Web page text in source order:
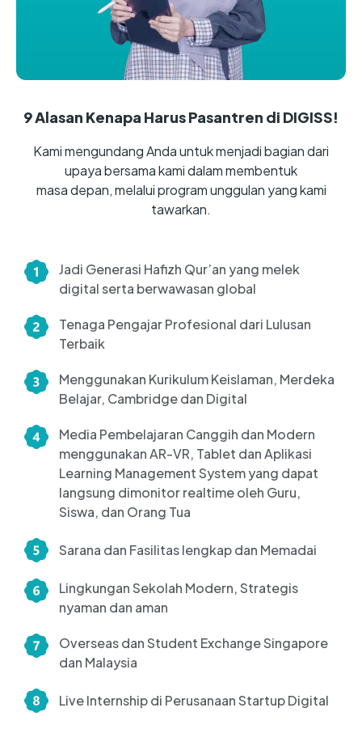
9 Alasan Kenapa Harus Pasantren di DIGISS!
Kami mengundang Anda untuk menjadi bagian dari
upaya bersama kami dalam membentuk
masa depan, melalui program unggulan yang kami
tawarkan.
Jadi Generasi Hafizh Qur’an yang melek
digital serta berwawasan global
Tenaga Pengajar Profesional dari Lulusan
Terbaik
Menggunakan Kurikulum Keislaman, Merdeka
Belajar, Cambridge dan Digital
Media Pembelajaran Canggih dan Modern
menggunakan AR-VR, Tablet dan Aplikasi
Learning Management System yang dapat
langsung dimonitor realtime oleh Guru,
Siswa, dan Orang Tua
Sarana dan Fasilitas lengkap dan Memadai
Lingkungan Sekolah Modern, Strategis
nyaman dan aman
Overseas dan Student Exchange Singapore
dan Malaysia
Live Internship di Perusanaan Startup Digital